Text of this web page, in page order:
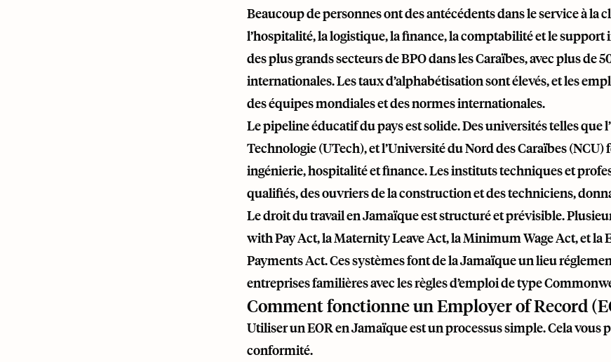
Beaucoup de personnes ont des antécédents dans le service à la
l’hospitalité, la logistique, la finance, la comptabilité et le
des plus grands secteurs de BPO dans les Caraïbes, avec plus
internationales. Les taux d’alphabétisation sont élevés, et les
des équipes mondiales et des normes internationales.
Le pipeline éducatif du pays est solide. Des universités telles que
Technologie (UTech), et l’Université du Nord des Caraïbes
ingénierie, hospitalité et finance. Les instituts techniques et
qualifiés, des ouvriers de la construction et des techniciens,
Le droit du travail en Jamaïque est structuré et prévisible.
with Pay Act, la Maternity Leave Act, la Minimum Wage Act, et
Payments Act. Ces systèmes font de la Jamaïque un lieu
entreprises familières avec les règles d’emploi de type
Comment fonctionne un Employer of Record
Utiliser un EOR en Jamaïque est un processus simple. Cela
conformité.